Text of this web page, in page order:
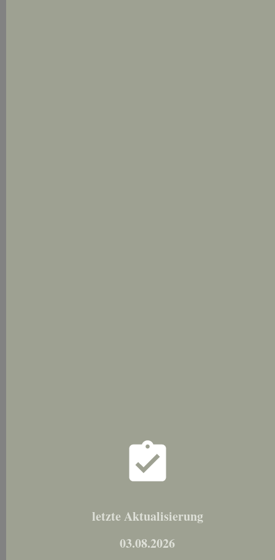
letzte Aktualisierung
03.08.2026